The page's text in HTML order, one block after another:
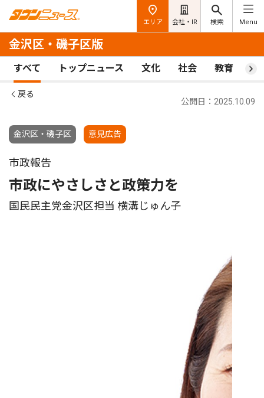
エリア 会社・IR 検索 Menu
金沢区・磯子区版
すべて トップニュース 文化 社会 教育 ス
戻る
金沢区・磯子区 意見広告
公開日：2025.10.09
市政報告
市政にやさしさと政策力を
国民民主党金沢区担当 横溝じゅん子